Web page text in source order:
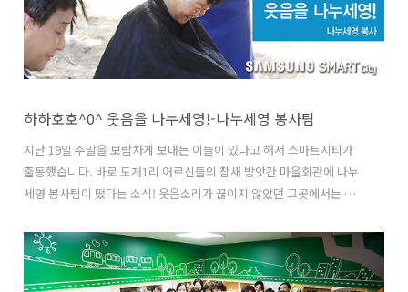
대변신! 지금은..
하하호호^0^ 웃음을 나누세영!-나누세영 봉사팀
지난 19일 주말을 보람차게 보내는 이들이 있다고 해서 스마트시티가
출동했습니다. 바로 도개1리 어르신들의 참새 방앗간 마을회관에 나누
세영 봉사팀이 떴다는 소식! 웃음소리가 끊이지 않았던 그곳에서는 어떤
접을 하며 이름 그대로 따뜻한 정도 나누고 웃음도 나누는 나누세영 봉
사팀. 마을회관에 일일미용실이 열렸다는 소식에 어르신들이 삼삼오오
모여듭니다. 전문가 못지않은 솜씨로 염색을 해드리는 봉사팀 덕분에 어